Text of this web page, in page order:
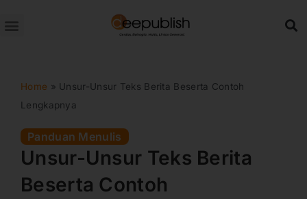
ke
Home » Unsur-Unsur Teks Berita Beserta Contoh
Lengkapnya
Panduan Menulis
Unsur-Unsur Teks Berita
Beserta Contoh